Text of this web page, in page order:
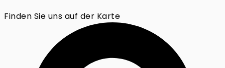
Finden Sie uns auf der Karte